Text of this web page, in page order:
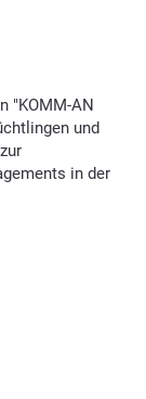
"KOMM-AN
und
in der